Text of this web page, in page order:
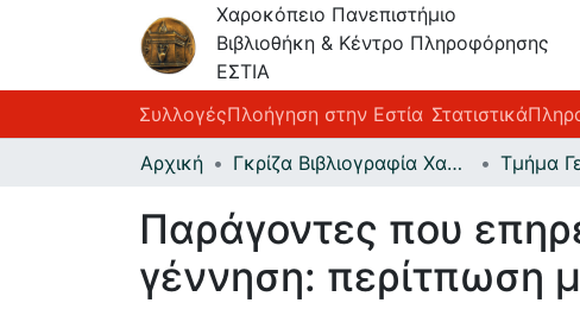
Χαροκόπειο Πανεπιστήμιο
Βιβλιοθήκη & Κέντρο Πληροφόρησης
ΕΣΤΙΑ
ΣυλλογέςΠλοήγηση στην Εστία Στατιστικά
Αρχική Γκρίζα Βιβλιογραφία Χαροκοπείου Πανεπιστημίου Τμήμα
Παράγοντες που
γέννηση: περίτπωση